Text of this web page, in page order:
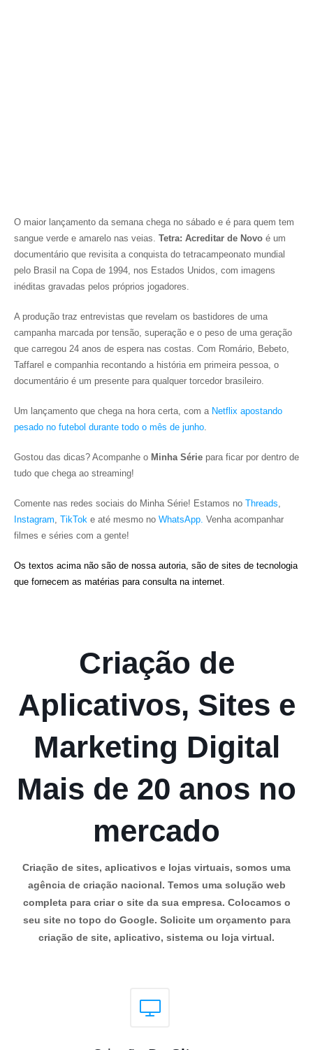
O maior lançamento da semana chega no sábado e é para quem tem
sangue verde e amarelo nas veias. Tetra: Acreditar de Novo é um
documentário que revisita a conquista do tetracampeonato mundial
pelo Brasil na Copa de 1994, nos Estados Unidos, com imagens
inéditas gravadas pelos próprios jogadores.
A produção traz entrevistas que revelam os bastidores de uma
campanha marcada por tensão, superação e o peso de uma geração
que carregou 24 anos de espera nas costas. Com Romário, Bebeto,
Taffarel e companhia recontando a história em primeira pessoa, o
documentário é um presente para qualquer torcedor brasileiro.
Um lançamento que chega na hora certa, com a Netflix apostando
pesado no futebol durante todo o mês de junho.
Gostou das dicas? Acompanhe o Minha Série para ficar por dentro de
tudo que chega ao streaming!
Comente nas redes sociais do Minha Série! Estamos no Threads,
Instagram, TikTok e até mesmo no WhatsApp. Venha acompanhar
filmes e séries com a gente!
Os textos acima não são de nossa autoria, são de sites de tecnologia
que fornecem as matérias para consulta na internet.
Criação de
Aplicativos, Sites e
Marketing Digital
Mais de 20 anos no
mercado
Criação de sites, aplicativos e lojas virtuais, somos uma
agência de criação nacional. Temos uma solução web
completa para criar o site da sua empresa. Colocamos o
seu site no topo do Google. Solicite um orçamento para
criação de site, aplicativo, sistema ou loja virtual.